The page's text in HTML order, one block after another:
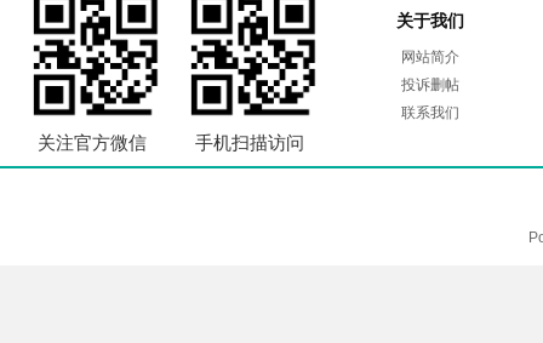
关注官方微信 手机扫描访问
关于我们
网站简介
投诉删帖
联系我们